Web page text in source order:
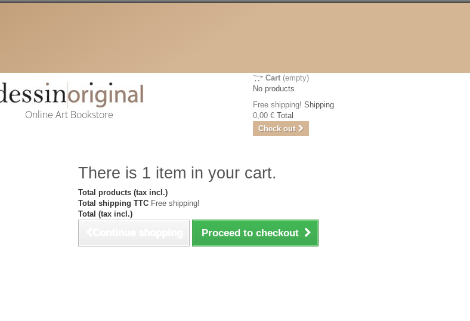
Online Art Bookstore
Cart (empty)
No products
Free shipping! Shipping
0,00 € Total
Check out
There is 1 item in your cart.
Total products (tax incl.)
Total shipping TTC Free shipping!
Total (tax incl.)
Proceed to checkout